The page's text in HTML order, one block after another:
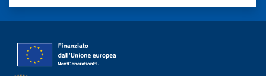
Valuta 5 stelle su 5
Valuta 4 stelle su 5
Valuta 3 stelle su 5
Valuta 2 stelle su 5
Valuta 1 stelle su 5